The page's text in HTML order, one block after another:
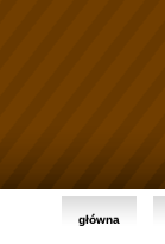
główna